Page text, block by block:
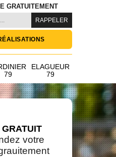
GRATUITEMENT
79
ELAGUEUR
79
GRATUIT
votre